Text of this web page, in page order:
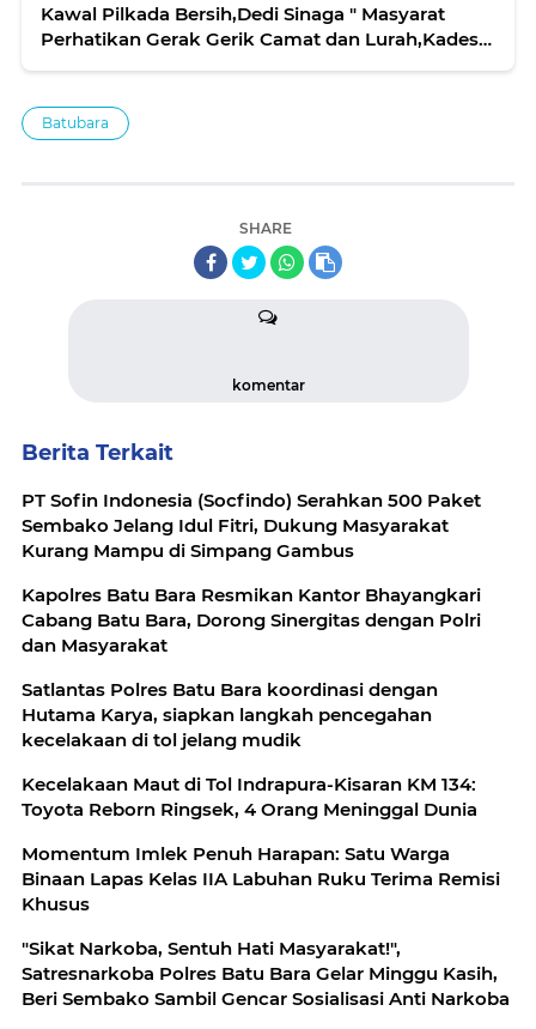
Kawal Pilkada Bersih,Dedi Sinaga " Masyarat
Perhatikan Gerak Gerik Camat dan Lurah,Kades
Batubara
SHARE
komentar
Berita Terkait
PT Sofin Indonesia (Socfindo) Serahkan 500 Paket
Sembako Jelang Idul Fitri, Dukung Masyarakat
Kurang Mampu di Simpang Gambus
Kapolres Batu Bara Resmikan Kantor Bhayangkari
Cabang Batu Bara, Dorong Sinergitas dengan Polri
dan Masyarakat
Satlantas Polres Batu Bara koordinasi dengan
Hutama Karya, siapkan langkah pencegahan
kecelakaan di tol jelang mudik
Kecelakaan Maut di Tol Indrapura-Kisaran KM 134:
Toyota Reborn Ringsek, 4 Orang Meninggal Dunia
Momentum Imlek Penuh Harapan: Satu Warga
Binaan Lapas Kelas IIA Labuhan Ruku Terima Remisi
Khusus
"Sikat Narkoba, Sentuh Hati Masyarakat!",
Satresnarkoba Polres Batu Bara Gelar Minggu Kasih,
Beri Sembako Sambil Gencar Sosialisasi Anti Narkoba